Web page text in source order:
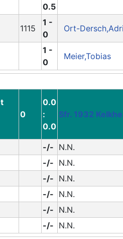
0.5
1115
1 -
0
Ort-
1 -
0
Meier,Tobias
0
0.0
:
0.0
Sfr. 1932
-/- N.N.
-/- N.N.
-/- N.N.
-/- N.N.
-/- N.N.
-/- N.N.